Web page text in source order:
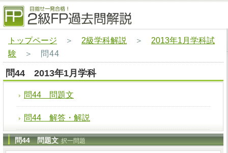
トップページ ＞ 2級学科解説 ＞ 2013年1月学科試
験 ＞ 問44
問44 2013年1月学科
問44 問題文
問44 解答・解説
問44 問題文 択一問題